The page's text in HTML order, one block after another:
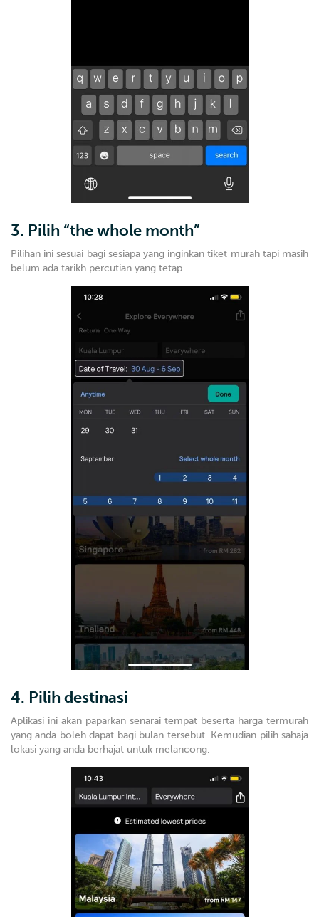
3. Pilih “the whole month”
Pilihan ini sesuai bagi sesiapa yang inginkan tiket murah tapi masih
belum ada tarikh percutian yang tetap.
4. Pilih destinasi
Aplikasi ini akan paparkan senarai tempat beserta harga termurah
yang anda boleh dapat bagi bulan tersebut. Kemudian pilih sahaja
lokasi yang anda berhajat untuk melancong.